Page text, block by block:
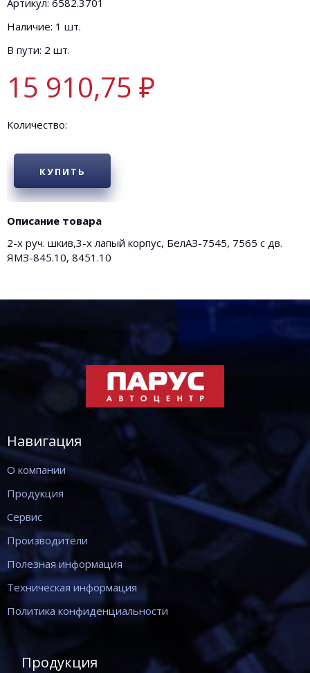
Артикул: 6582.3701
Наличие: 1 шт.
В пути: 2 шт.
15 910,75 ₽
Количество:
КУПИТЬ
Описание товара
2-х руч. шкив,3-х лапый корпус, БелАЗ-7545, 7565 с дв.
ЯМЗ-845.10, 8451.10
Навигация
О компании
Продукция
Сервис
Производители
Полезная информация
Техническая информация
Политика конфиденциальности
Продукция